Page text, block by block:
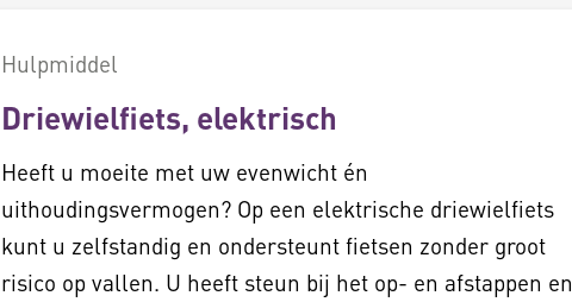
Hulpmiddel
Driewielfiets, elektrisch
Heeft u moeite met uw evenwicht én
uithoudingsvermogen? Op een elektrische driewielfiets
kunt u zelfstandig en ondersteunt fietsen zonder groot
risico op vallen. U heeft steun bij het op- en afstappen en